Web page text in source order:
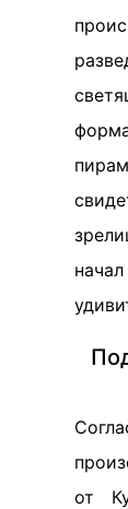
от